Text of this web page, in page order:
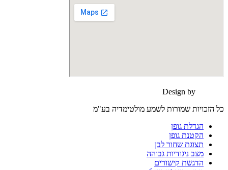
Design by
כל הזכויות שמורות לשמע מולטימדיה בע"מ
הגדלת גופן
הקטנת גופן
תצוגת שחור לבן
מצב ניגודיות גבוהה
הדגשת קישורים